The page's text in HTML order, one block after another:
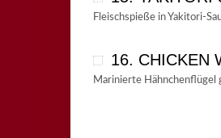
Fleischspieße in Yakitori-
16. CHICKEN
Marinierte Hähnchenflügel